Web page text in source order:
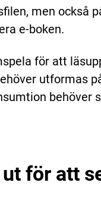
men också
e-boken.
för att
utformas
behöver
för att